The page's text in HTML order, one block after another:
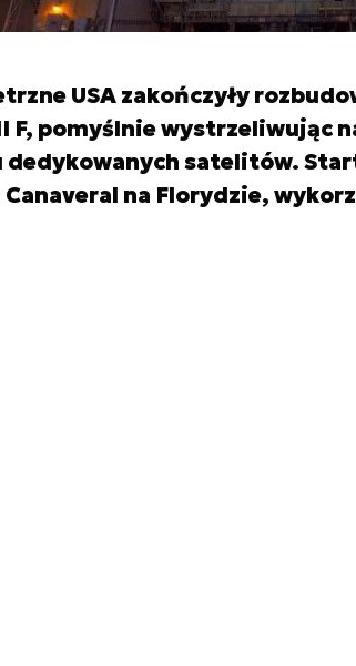
USA zakończyły
F, pomyślnie wystrzeliwując
satelitów.
na Florydzie,